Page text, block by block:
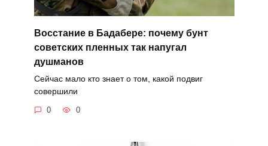
Восстание в Бадабере: почему бунт
советских пленных так напугал
душманов
Сейчас мало кто знает о том, какой подвиг
совершили
0 0